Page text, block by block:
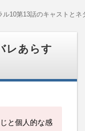
ル10第13話のキャストとネ
レあらす
と個人的な感